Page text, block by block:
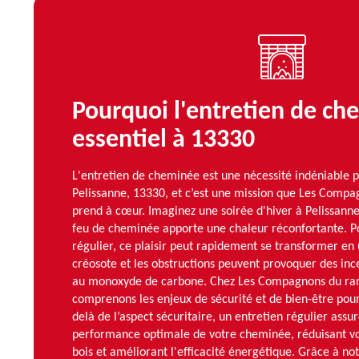
Pourquoi l'entretien de
essentiel à 13330
L'entretien de cheminée est une nécessité indéniable
Pelissanne, 13330, et c’est une mission que Les
prend à cœur. Imaginez une soirée d'hiver à
feu de cheminée apporte une chaleur réconfortante.
régulier, ce plaisir peut rapidement se transformer en
créosote et les obstructions peuvent provoquer des
au monoxyde de carbone. Chez Les Compagnons du
comprenons les enjeux de sécurité et de bien-être
delà de l’aspect sécuritaire, un entretien régulier
performance optimale de votre cheminée, réduisant
bois et améliorant l'efficacité énergétique. Grâce à